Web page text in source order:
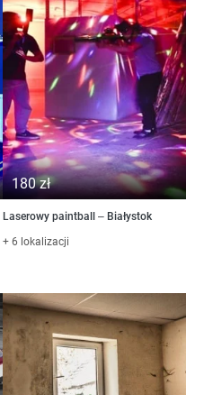
180 zł
Laserowy paintball – Białystok
+ 6 lokalizacji